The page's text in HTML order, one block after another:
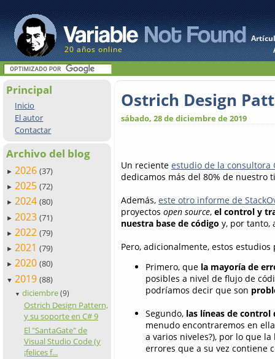
20 años online
Principal
Inicio
El autor
Contactar
Archivo del blog
► 2026 (37)
► 2025 (72)
► 2024 (80)
► 2023 (71)
► 2022 (79)
► 2021 (79)
► 2020 (80)
▼ 2019 (88)
▼ diciembre (9)
Ostrich Design Pattern,
y su soporte en C# 9
El "SantaGate" de
Visual Studio Code (y
¡felices f...
Ostrich Design
sábado, 28 de diciembre de 2019
Un reciente estudio de la consultora
dedicamos más del 80% de nuestro
Además, este otro informe de
proyectos open source, el control y
nuestra base de código y, por tanto,
Pero, adicionalmente, estos
Primero, que la mayoría de
posibles a nivel de flujo de
podríamos decir que son
Segundo, las líneas de control
menudo encontraremos en
a varios niveles?), por lo que
errores que a su vez contiene